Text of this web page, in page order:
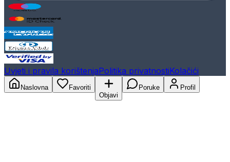
Uvjeti i pravila korištenjaPolitika privatnostiKolačići
Naslovna
Favoriti
Objavi
Poruke Profil